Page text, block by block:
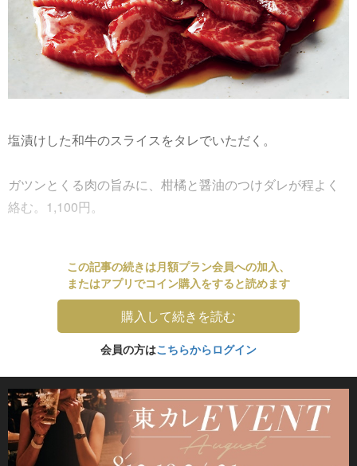
塩漬けした和牛のスライスをタレでいただく。
ガツンとくる肉の旨みに、柑橘と醤油のつけダレが程よく
絡む。1,100円。
この記事の続きは月額プラン会員への加入、
またはアプリでコイン購入をすると読めます
購入して続きを読む
会員の方はこちらからログイン